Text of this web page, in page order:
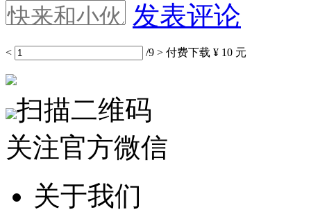
发表评论
< /9 > 付费下载 ¥ 10 元
扫描二维码
关注官方微信
关于我们